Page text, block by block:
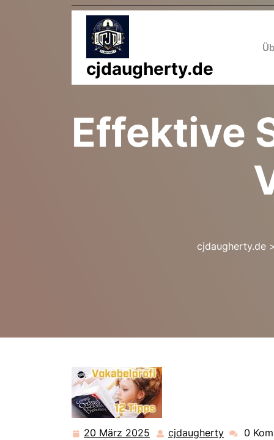
cjdaugherty.de
Effektive
cjdaugherty.de
20 März 2025 20 cjdaugherty 0